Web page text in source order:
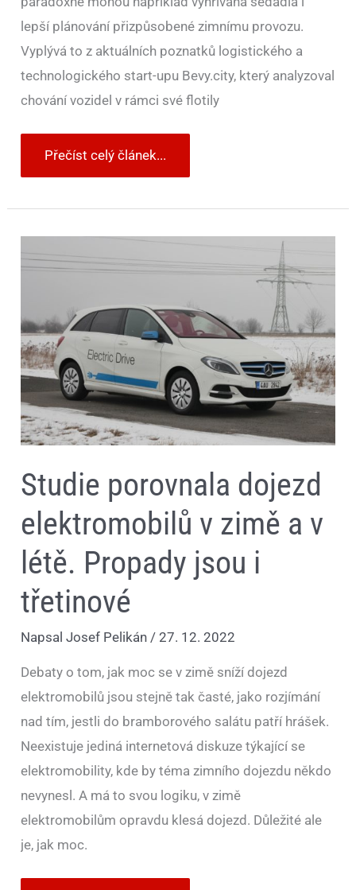
lepší plánování přizpůsobené zimnímu provozu.
Vyplývá to z aktuálních poznatků logistického a
technologického start-upu Bevy.city, který analyzoval
chování vozidel v rámci své flotily
Přečíst celý článek...
Studie porovnala dojezd
elektromobilů v zimě a v
létě. Propady jsou i
třetinové
NapsalJosef Pelikán/27. 12. 2022
Debaty o tom, jak moc se v zimě sníží dojezd
elektromobilů jsou stejně tak časté, jako rozjímání
nad tím, jestli do bramborového salátu patří hrášek.
Neexistuje jediná internetová diskuze týkající se
elektromobility, kde by téma zimního dojezdu někdo
nevynesl. A má to svou logiku, v zimě
elektromobilům opravdu klesá dojezd. Důležité ale
je, jak moc.
Studie
dojezd
zimě
a
v
létě.
Propady
jsou
i
třetinové